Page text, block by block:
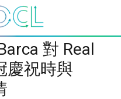
對 Real
慶祝時與